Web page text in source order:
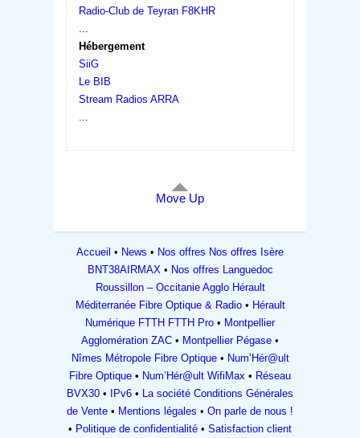
Radio-Club de Teyran F8KHR
Hébergement
SiiG
Le BIB
Stream Radios ARRA
Move Up
Accueil News Nos offres Nos offres Isère
BNT38AIRMAX
Nos offres Languedoc
Roussillon – Occitanie Agglo Hérault
Méditerranée Fibre Optique & Radio
Hérault
Numérique FTTH FTTH Pro
Montpellier
Agglomération ZAC
Montpellier Pégase
Nîmes Métropole Fibre Optique
Num’Hér@ult
Fibre Optique
Num’Hér@ult WifiMax
Réseau
BVX30
IPv6 La société Conditions Générales
de Vente
Mentions légales
On parle de nous !
Politique de confidentialité
Satisfaction client